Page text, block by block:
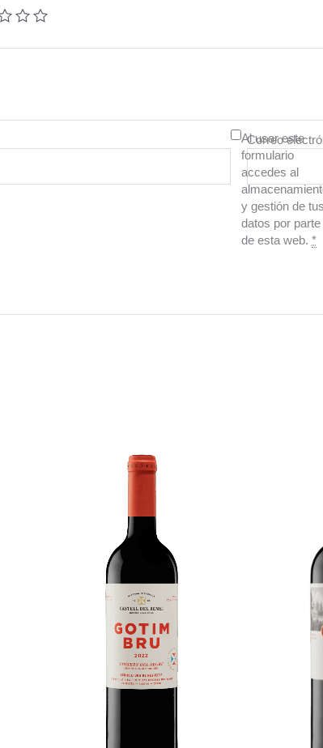
Correo
Al usar este
formulario
accedes al
y gestión de tus
datos por parte
de esta web.*